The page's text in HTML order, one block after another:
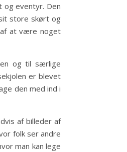
og eventyr. Den
store skørt og
at være noget
og til særlige
er blevet
den med ind i
af billeder af
folk ser andre
man kan lege